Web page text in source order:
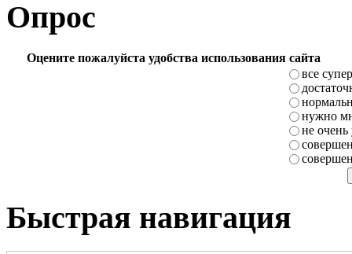
Опрос
Оцените пожалуйста удобства использования сайта
все супер
нужно
не очень
Быстрая навигация